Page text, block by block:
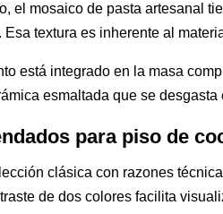
el mosaico de pasta artesanal
Esa textura es inherente al
está integrado en la masa
esmaltada que se
para piso de
clásica con razones
de dos colores facilita